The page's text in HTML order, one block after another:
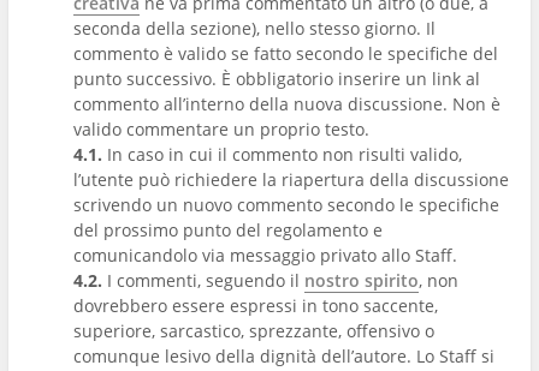
seconda della sezione), nello stesso giorno. Il
commento è valido se fatto secondo le specifiche del
punto successivo. È obbligatorio inserire un link al
commento all’interno della nuova discussione. Non è
valido commentare un proprio testo.
4.1. In caso in cui il commento non risulti valido,
l’utente può richiedere la riapertura della discussione
scrivendo un nuovo commento secondo le specifiche
del prossimo punto del regolamento e
comunicandolo via messaggio privato allo Staff.
4.2. I commenti, seguendo il nostro spirito, non
dovrebbero essere espressi in tono saccente,
superiore, sarcastico, sprezzante, offensivo o
comunque lesivo della dignità dell’autore. Lo Staff si